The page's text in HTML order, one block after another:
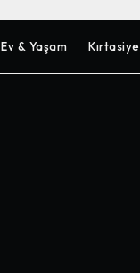
Ev & Yaşam Kırtasiye